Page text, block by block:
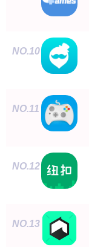
NO.10
NO.11
NO.12
NO.13